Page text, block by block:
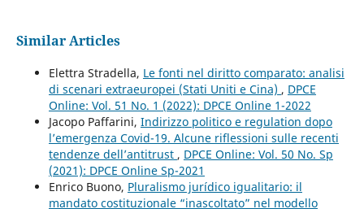
Similar Articles
Elettra Stradella, Le fonti nel diritto comparato: analisi
di scenari extraeuropei (Stati Uniti e Cina) , DPCE
Online: Vol. 51 No. 1 (2022): DPCE Online 1-2022
Jacopo Paffarini, Indirizzo politico e regulation dopo
l’emergenza Covid-19. Alcune riflessioni sulle recenti
tendenze dell’antitrust , DPCE Online: Vol. 50 No. Sp
(2021): DPCE Online Sp-2021
Enrico Buono, Pluralismo jurídico igualitario: il
mandato costituzionale “inascoltato” nel modello